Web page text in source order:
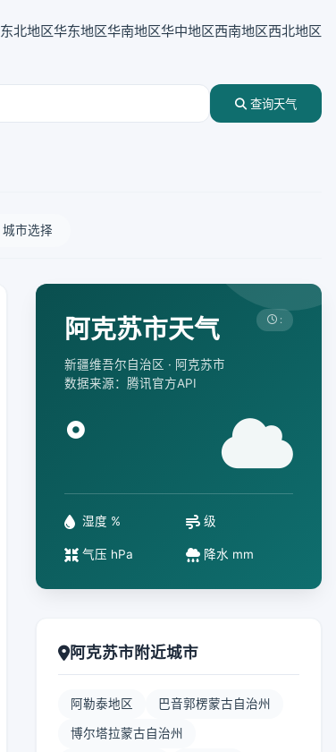
东北地区华东地区华南地区华中地区西南地区西北地区
查询天气
城市选择
阿克苏市天气
新疆维吾尔自治区 · 阿克苏市
数据来源：腾讯官方API
:
°
湿度 % 级
气压 hPa 降水 mm
阿克苏市附近城市
阿勒泰地区 巴音郭楞蒙古自治州
博尔塔拉蒙古自治州